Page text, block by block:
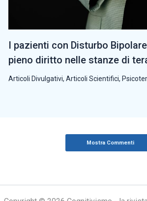
I pazienti con Disturbo
pieno diritto nelle stanze di
Articoli Divulgativi, Articoli Scientifici,
Mostra Commenti